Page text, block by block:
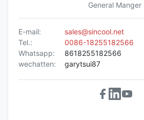
General Manger
E-mail:
sales@sincool.net
Tel.:
0086-18255182566
Whatsapp:
8618255182566
wechatten:
garytsui87